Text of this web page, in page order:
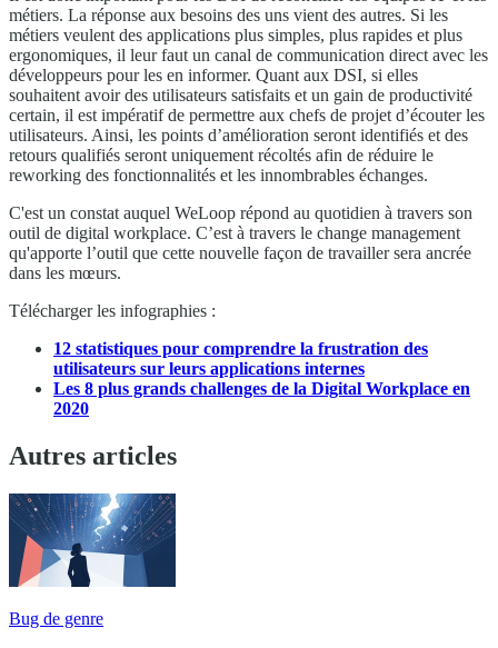
métiers. La réponse aux besoins des uns vient des autres. Si les
métiers veulent des applications plus simples, plus rapides et plus
ergonomiques, il leur faut un canal de communication direct avec les
développeurs pour les en informer. Quant aux DSI, si elles
souhaitent avoir des utilisateurs satisfaits et un gain de productivité
certain, il est impératif de permettre aux chefs de projet d’écouter les
utilisateurs. Ainsi, les points d’amélioration seront identifiés et des
retours qualifiés seront uniquement récoltés afin de réduire le
reworking des fonctionnalités et les innombrables échanges.
C'est un constat auquel WeLoop répond au quotidien à travers son
outil de digital workplace. C’est à travers le change management
qu'apporte l’outil que cette nouvelle façon de travailler sera ancrée
dans les mœurs.
Télécharger les infographies :
12 statistiques pour comprendre la frustration des
utilisateurs sur leurs applications internes
Les 8 plus grands challenges de la Digital Workplace en
2020
Autres articles
Bug de genre